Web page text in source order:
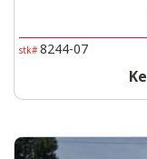
stk#8244-07